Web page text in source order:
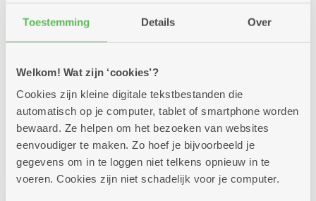
Toestemming Details Over
Welkom! Wat zijn ‘cookies’?
Cookies zijn kleine digitale tekstbestanden die
automatisch op je computer, tablet of smartphone worden
bewaard. Ze helpen om het bezoeken van websites
eenvoudiger te maken. Zo hoef je bijvoorbeeld je
gegevens om in te loggen niet telkens opnieuw in te
voeren. Cookies zijn niet schadelijk voor je computer.
persoonlijk te helpen met al jouw vragen rond
bestaande diensten
en om je te informeren over alle
mogelijkheden die we aanbieden.
Kom gerust langs – we helpen je graag verder!
Zitdagen klantendienst